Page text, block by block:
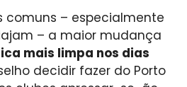
comuns – especialmente
– a maior mudança
mais limpa nos dias
decidir fazer do Porto